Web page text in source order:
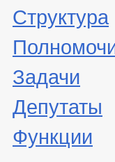
Структура
Задачи
Депутаты
Функции